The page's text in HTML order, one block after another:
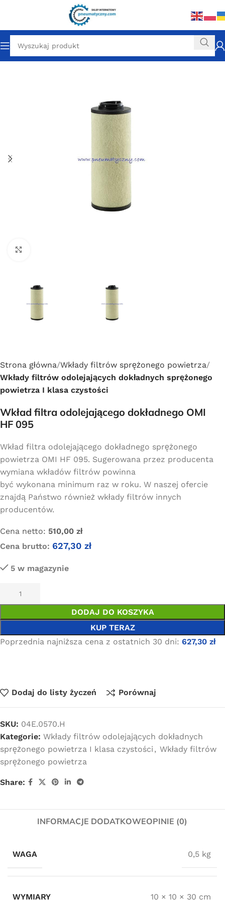
Strona główna Wkłady filtrów sprężonego powietrza
Wkłady filtrów odolejających dokładnych sprężonego
powietrza I klasa czystości
Wkład filtra odolejającego dokładnego OMI
HF 095
Wkład filtra odolejającego dokładnego sprężonego
powietrza OMI HF 095. Sugerowana przez producenta
wymiana wkładów filtrów powinna
być wykonana minimum raz w roku. W naszej ofercie
znajdą Państwo również wkłady filtrów innych
producentów.
Cena netto: 510,00 zł
Cena brutto: 627,30 zł
5 w magazynie
DODAJ DO KOSZYKA
KUP TERAZ
Poprzednia najniższa cena z ostatnich 30 dni: 627,30 zł
Dodaj do listy życzeń Porównaj
SKU: 04E.0570.H
Kategorie: Wkłady filtrów odolejających dokładnych
sprężonego powietrza I klasa czystości , Wkłady filtrów
sprężonego powietrza
Share:
INFORMACJE DODATKOWEOPINIE (0)
WAGA 0,5 kg
WYMIARY 10 × 10 × 30 cm